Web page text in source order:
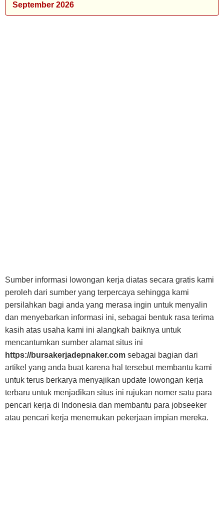
September 2026
Sumber informasi lowongan kerja diatas secara gratis kami
peroleh dari sumber yang terpercaya sehingga kami
persilahkan bagi anda yang merasa ingin untuk menyalin
dan menyebarkan informasi ini, sebagai bentuk rasa terima
kasih atas usaha kami ini alangkah baiknya untuk
mencantumkan sumber alamat situs ini
https://bursakerjadepnaker.com sebagai bagian dari
artikel yang anda buat karena hal tersebut membantu kami
untuk terus berkarya menyajikan update lowongan kerja
terbaru untuk menjadikan situs ini rujukan nomer satu para
pencari kerja di Indonesia dan membantu para jobseeker
atau pencari kerja menemukan pekerjaan impian mereka.